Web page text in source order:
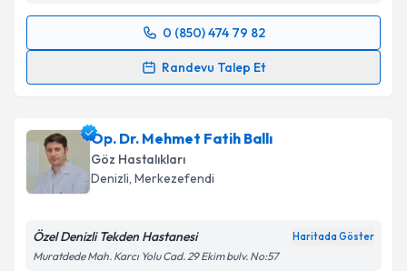
0 (850) 474 79 82
Randevu Talep Et
Randevu Takvimi Talebi
takvim hazırlandığında e-posta ile bilgilendireceğiz.
E-posta Adresiniz
Kişisel verilerimin işlenmesine ilişkin
Op. Dr. Mehmet Fatih Ballı
Göz Hastalıkları
Denizli, Merkezefendi
Özel Denizli Tekden Hastanesi Haritada Göster
Muratdede Mah. Karcı Yolu Cad. 29 Ekim bulv. No:57